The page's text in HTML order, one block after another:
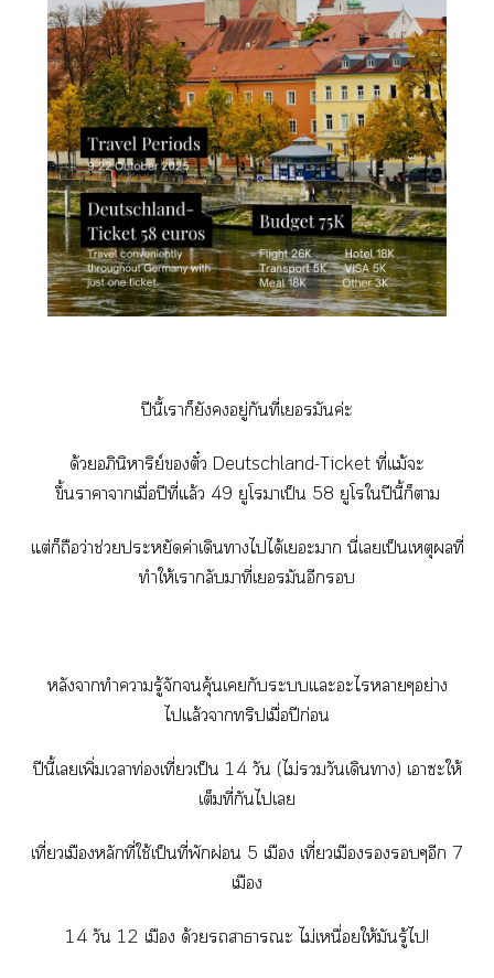
ปีนี้เาก็ยังอยู่กันที่เยอรมันค่ะ
ด้วยอภินิหาริย์ตั๋ว Deutschland-Ticket ที่แม้ะ
ขึ้นาาาเมื่อปีที่แล้ว 49 ยูโาเป็น 58 ยูโใปีนี้ก็า
แต่ก็ถือว่าช่วยประหยัดค่าเดินาไได้เะา นี่เเป็นเหตุที่
ทำให้เากลับมาที่เยอรมันอีก
หลังาทำารู้จักคุ้นเกับะแะะไาๆอย่าง
ไแล้วาทริปเมื่อปีก่อน
ปีนี้เเพิ่มเาท่องเที่ยวเป็น 14 วัน (ไม่วันเดินา) เาะให้
เต็มที่กันไเ
เที่ยวเมืองหลักที่ใช้เป็นที่พักผ่อน 5 เมือง เที่ยวเมืองๆอีก 7
เมือง
14 วัน 12 เมือง ด้วยาาะ ไม่เหนื่อยให้มันรู้ไ!